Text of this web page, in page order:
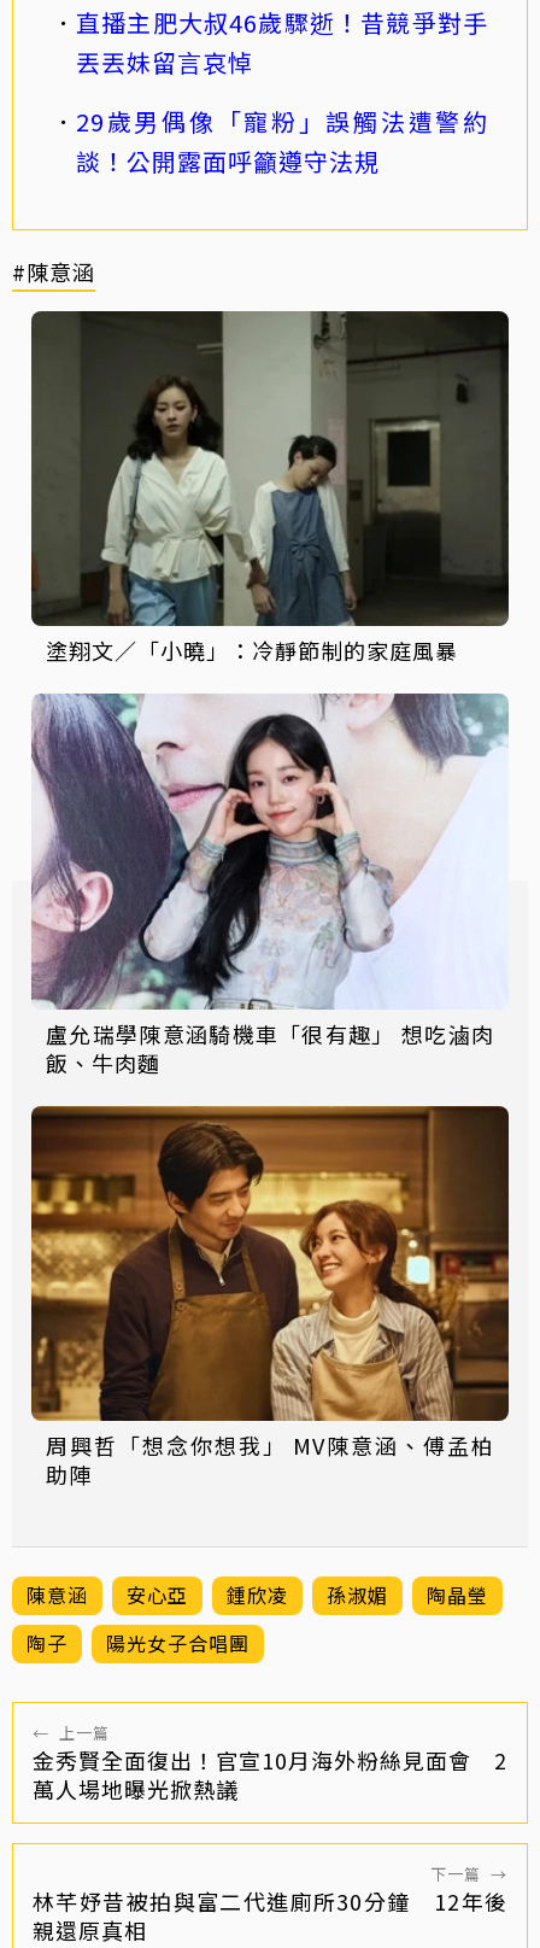
直播主肥大叔46歲驟逝！昔競爭對手
丟丟妹留言哀悼
29歲男偶像「寵粉」誤觸法遭警約
談！公開露面呼籲遵守法規
#陳意涵
塗翔文／「小曉」：冷靜節制的家庭風暴
盧允瑞學陳意涵騎機車「很有趣」 想吃滷肉
飯、牛肉麵
周興哲「想念你想我」 MV陳意涵、傅孟柏
助陣
陳意涵 安心亞 鍾欣凌 孫淑媚
陶晶瑩
陶子
陽光女子合唱團
← 上一篇
金秀賢全面復出！官宣10月海外粉絲見面會 2
萬人場地曝光掀熱議
下一篇 →
林芊妤昔被拍與富二代進廁所30分鐘 12年後
親還原真相